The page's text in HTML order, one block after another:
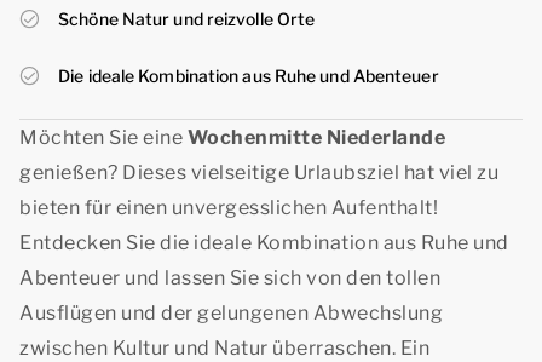
Schöne Natur und reizvolle Orte
Die ideale Kombination aus Ruhe und Abenteuer
Möchten Sie eine Wochenmitte Niederlande
genießen? Dieses vielseitige Urlaubsziel hat viel zu
bieten für einen unvergesslichen Aufenthalt!
Entdecken Sie die ideale Kombination aus Ruhe und
Abenteuer und lassen Sie sich von den tollen
Ausflügen und der gelungenen Abwechslung
zwischen Kultur und Natur überraschen. Ein